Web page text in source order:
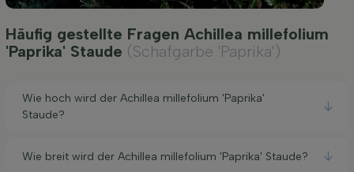
Häufig gestellte Fragen Achillea millefolium
'Paprika' Staude (Schafgarbe 'Paprika')
Wie hoch wird der Achillea millefolium 'Paprika'
Staude?
Wie breit wird der Achillea millefolium 'Paprika' Staude?